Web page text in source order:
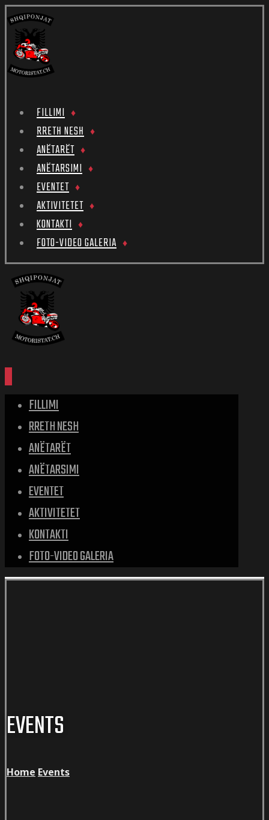
FILLIMI
RRETH NESH
ANËTARËT
ANËTARSIMI
EVENTET
AKTIVITETET
KONTAKTI
FOTO-VIDEO GALERIA
FILLIMI
RRETH NESH
ANËTARËT
ANËTARSIMI
EVENTET
AKTIVITETET
KONTAKTI
FOTO-VIDEO GALERIA
EVENTS
Home Events